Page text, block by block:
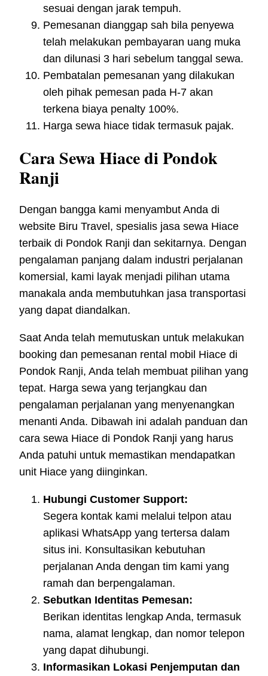
sesuai dengan jarak tempuh.
Pemesanan dianggap sah bila penyewa
telah melakukan pembayaran uang muka
dan dilunasi 3 hari sebelum tanggal sewa.
Pembatalan pemesanan yang dilakukan
oleh pihak pemesan pada H-7 akan
terkena biaya penalty 100%.
Harga sewa hiace tidak termasuk pajak.
Cara Sewa Hiace di Pondok
Ranji
Dengan bangga kami menyambut Anda di
website Biru Travel, spesialis jasa sewa Hiace
terbaik di Pondok Ranji dan sekitarnya. Dengan
pengalaman panjang dalam industri perjalanan
komersial, kami layak menjadi pilihan utama
manakala anda membutuhkan jasa transportasi
yang dapat diandalkan.
Saat Anda telah memutuskan untuk melakukan
booking dan pemesanan rental mobil Hiace di
Pondok Ranji, Anda telah membuat pilihan yang
tepat. Harga sewa yang terjangkau dan
pengalaman perjalanan yang menyenangkan
menanti Anda. Dibawah ini adalah panduan dan
cara sewa Hiace di Pondok Ranji yang harus
Anda patuhi untuk memastikan mendapatkan
unit Hiace yang diinginkan.
Hubungi Customer Support:
Segera kontak kami melalui telpon atau
aplikasi WhatsApp yang tertersa dalam
situs ini. Konsultasikan kebutuhan
perjalanan Anda dengan tim kami yang
ramah dan berpengalaman.
Sebutkan Identitas Pemesan:
Berikan identitas lengkap Anda, termasuk
nama, alamat lengkap, dan nomor telepon
yang dapat dihubungi.
Informasikan Lokasi Penjemputan dan